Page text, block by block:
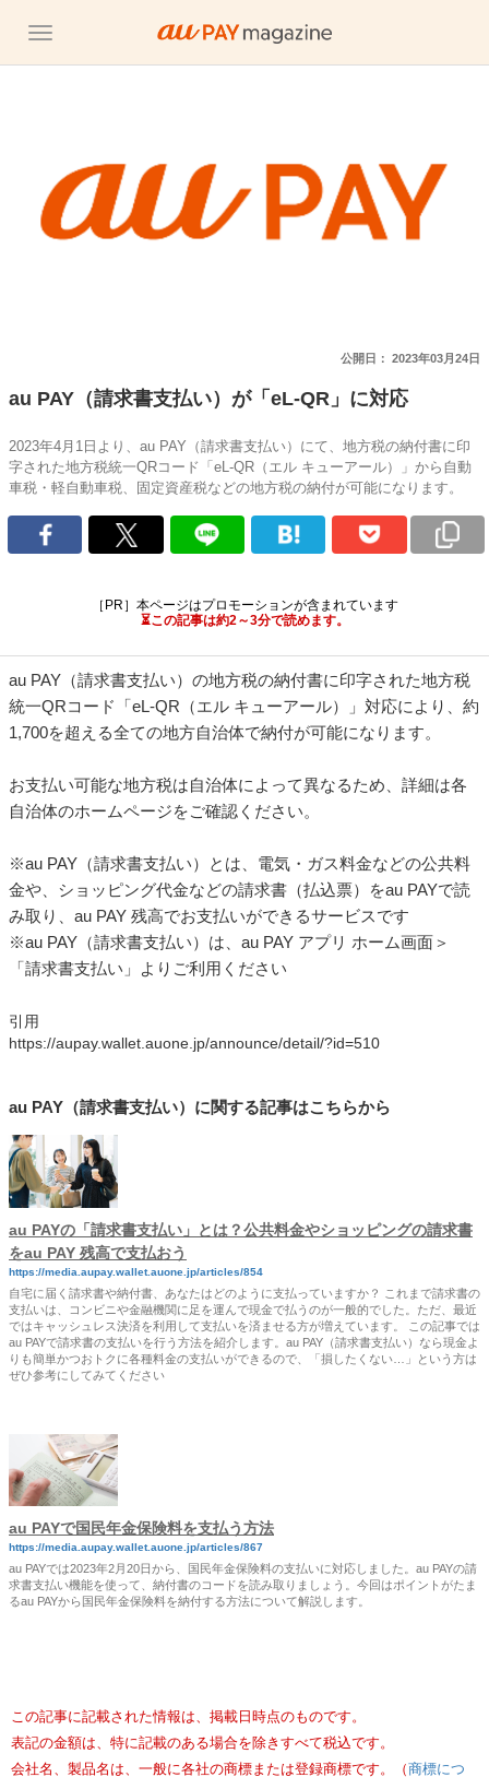
公開日： 2023年03月24日
au PAY（請求書支払い）が「eL-QR」に対応
2023年4月1日より、au PAY（請求書支払い）にて、地方税の納付書に印
字された地方税統一QRコード「eL-QR（エル キューアール）」から自動
車税・軽自動車税、固定資産税などの地方税の納付が可能になります。
［PR］本ページはプロモーションが含まれています
⏳この記事は約2～3分で読めます。
au PAY（請求書支払い）の地方税の納付書に印字された地方税
統一QRコード「eL-QR（エル キューアール）」対応により、約
1,700を超える全ての地方自治体で納付が可能になります。
お支払い可能な地方税は自治体によって異なるため、詳細は各
自治体のホームページをご確認ください。
※au PAY（請求書支払い）とは、電気・ガス料金などの公共料
金や、ショッピング代金などの請求書（払込票）をau PAYで読
み取り、au PAY 残高でお支払いができるサービスです
※au PAY（請求書支払い）は、au PAY アプリ ホーム画面＞
「請求書支払い」よりご利用ください
引用
https://aupay.wallet.auone.jp/announce/detail/?id=510
au PAY（請求書支払い）に関する記事はこちらから
au PAYの「請求書支払い」とは？公共料金やショッピングの請求書
をau PAY 残高で支払おう
https://media.aupay.wallet.auone.jp/articles/854
自宅に届く請求書や納付書、あなたはどのように支払っていますか？ これまで請求書の
支払いは、コンビニや金融機関に足を運んで現金で払うのが一般的でした。ただ、最近
ではキャッシュレス決済を利用して支払いを済ませる方が増えています。 この記事では
au PAYで請求書の支払いを行う方法を紹介します。au PAY（請求書支払い）なら現金よ
りも簡単かつおトクに各種料金の支払いができるので、「損したくない…」という方は
ぜひ参考にしてみてください
au PAYで国民年金保険料を支払う方法
https://media.aupay.wallet.auone.jp/articles/867
au PAYでは2023年2月20日から、国民年金保険料の支払いに対応しました。au PAYの請
求書支払い機能を使って、納付書のコードを読み取りましょう。今回はポイントがたま
るau PAYから国民年金保険料を納付する方法について解説します。
この記事に記載された情報は、掲載日時点のものです。
表記の金額は、特に記載のある場合を除きすべて税込です。
会社名、製品名は、一般に各社の商標または登録商標です。（ 商標につ